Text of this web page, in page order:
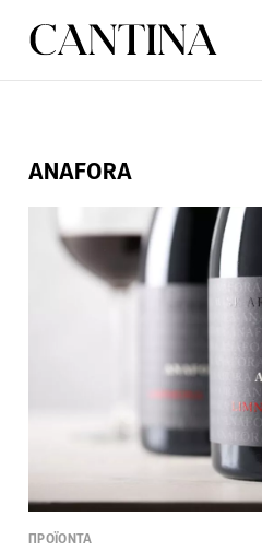
ΣΥΝΤΑΓΕΣ
ANAFORA
ΠΡΟΪΟΝΤΑ